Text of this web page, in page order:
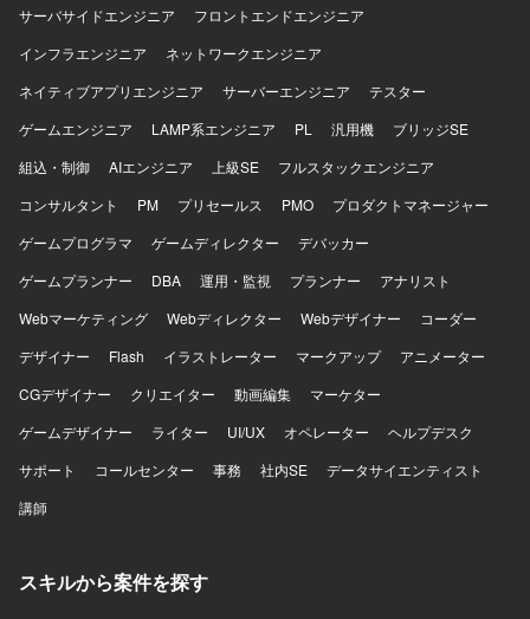
サーバサイドエンジニア
フロントエンドエンジニア
インフラエンジニア
ネットワークエンジニア
ネイティブアプリエンジニア
サーバーエンジニア
テスター
ゲームエンジニア
LAMP系エンジニア PL 汎用機
ブリッジSE
組込・制御
AIエンジニア 上級SE
フルスタックエンジニア
コンサルタント
PM プリセールス PMO
プロダクトマネージャー
ゲームプログラマ
ゲームディレクター
デバッカー
ゲームプランナー
DBA 運用・監視 プランナー
アナリスト
Webマーケティング
Webディレクター Webデザイナー
コーダー
デザイナー
Flash イラストレーター マークアップ
アニメーター
CGデザイナー
クリエイター 動画編集
マーケター
ゲームデザイナー
ライター UI/UX オペレーター
ヘルプデスク
サポート
コールセンター 事務 社内SE
データサイエンティスト
講師
スキルから案件を探す